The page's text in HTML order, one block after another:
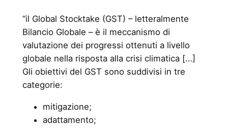
“il Global Stocktake (GST) – letteralmente
Bilancio Globale – è il meccanismo di
valutazione dei progressi ottenuti a livello
globale nella risposta alla crisi climatica […]
Gli obiettivi del GST sono suddivisi in tre
categorie:
mitigazione;
adattamento;